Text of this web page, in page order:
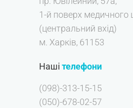
1-й поверх медичного
(центральний вхід)
м. Харків, 61153
Наші телефони
(098)-313-15-15
(050)-678-02-57